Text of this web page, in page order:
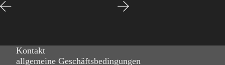
Kontakt
allgemeine Geschäftsbedingungen